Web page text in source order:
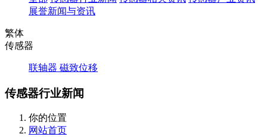
展誉新闻与资讯
繁体
传感器
联轴器 磁致位移
传感器行业新闻
你的位置
网站首页